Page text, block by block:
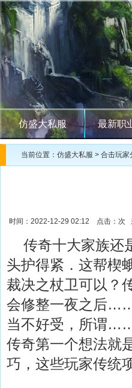
仿盛大私服 最新职
当前位置： 仿盛大私服 > 合击玩家
时间：2022-12-29 02:12 点击： 次
传奇十大家族还
头护得紧．这帮楔
裁决之杖卫可以？
会修整一夜之后
当不好受，所谓
传奇第一个想法就
巧，这些玩家传统